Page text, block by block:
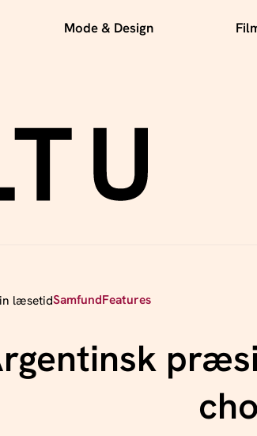
Mode & Design
læsetidSamfundFeatures